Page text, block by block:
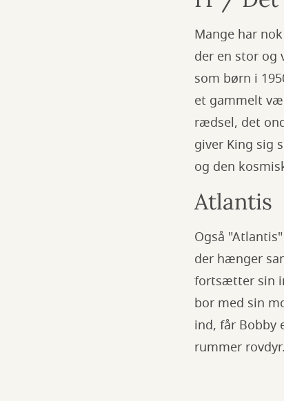
Mange har
der en stor og
som børn i
et gammelt
rædsel, det
giver King sig
og den
Atlantis
Også
der hænger
fortsætter sin
bor med sin
ind, får Bobby
rummer rovdyr.